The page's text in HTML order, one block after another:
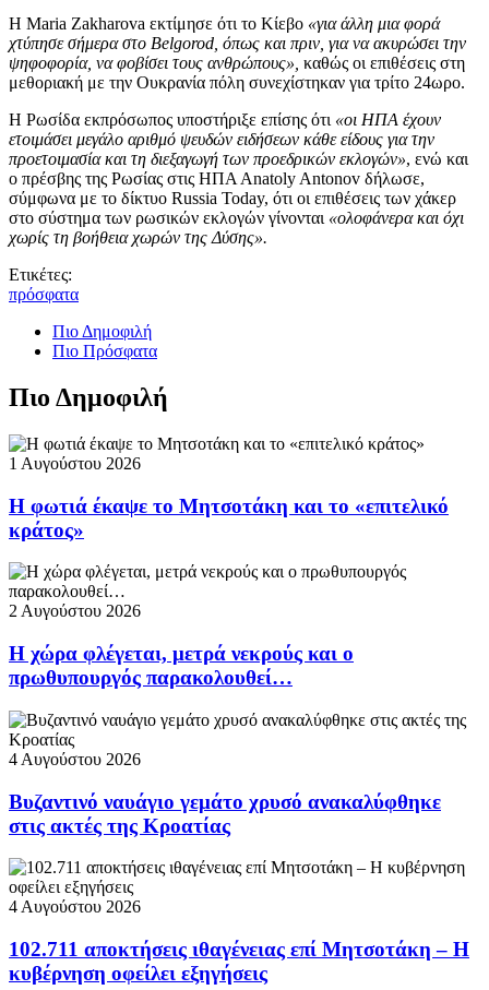
Η Maria Zakharova εκτίμησε ότι το Κίεβο «για άλλη μια φορά
χτύπησε σήμερα στο Belgorod, όπως και πριν, για να ακυρώσει την
ψηφοφορία, να φοβίσει τους ανθρώπους», καθώς οι επιθέσεις στη
μεθοριακή με την Ουκρανία πόλη συνεχίστηκαν για τρίτο 24ωρο.
Η Ρωσίδα εκπρόσωπος υποστήριξε επίσης ότι «οι ΗΠΑ έχουν
ετοιμάσει μεγάλο αριθμό ψευδών ειδήσεων κάθε είδους για την
προετοιμασία και τη διεξαγωγή των προεδρικών εκλογών», ενώ και
ο πρέσβης της Ρωσίας στις ΗΠΑ Αnatoly Antonov δήλωσε,
σύμφωνα με το δίκτυο Russia Today, ότι οι επιθέσεις των χάκερ
στο σύστημα των ρωσικών εκλογών γίνονται «ολοφάνερα και όχι
χωρίς τη βοήθεια χωρών της Δύσης».
Ετικέτες:
πρόσφατα
Πιο Δημοφιλή
Πιο Πρόσφατα
Πιο Δημοφιλή
1 Αυγούστου 2026
Η φωτιά έκαψε το Μητσοτάκη και το «επιτελικό
κράτος»
2 Αυγούστου 2026
Η χώρα φλέγεται, μετρά νεκρούς και ο
πρωθυπουργός παρακολουθεί…
4 Αυγούστου 2026
Βυζαντινό ναυάγιο γεμάτο χρυσό ανακαλύφθηκε
στις ακτές της Κροατίας
4 Αυγούστου 2026
102.711 αποκτήσεις ιθαγένειας επί Μητσοτάκη – Η
κυβέρνηση οφείλει εξηγήσεις